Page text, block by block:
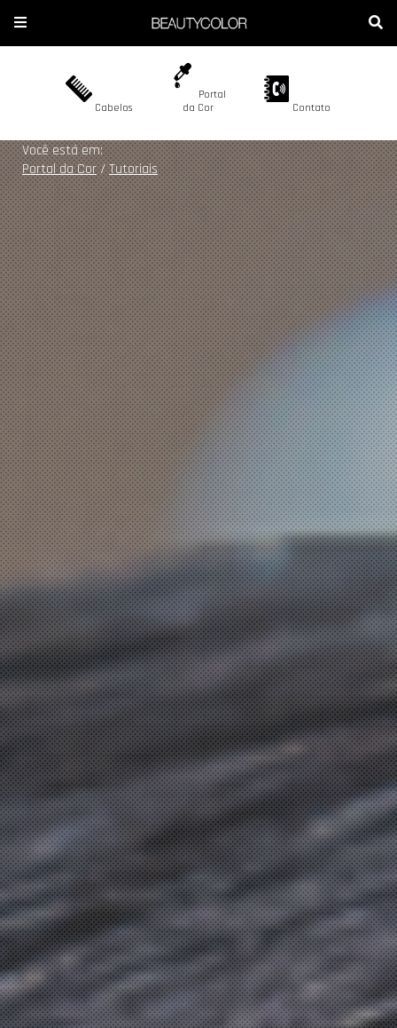
A BEAUTYCOLOR
CONTATO
ONDE ENCONTRAR
SEJA REVENDEDOR
COMPRAR AGORA
COLORAÇÃO
DESCOLORAÇÃO
CORES
Blog Beautycolor
Cabelos
Portal
da Cor
Contato
Você está em:
Portal da Cor/Tutoriais